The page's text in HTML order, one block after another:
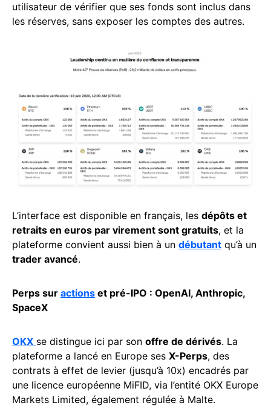
utilisateur de vérifier que ses fonds sont inclus dans
les réserves, sans exposer les comptes des autres.
L’interface est disponible en français, les dépôts et
retraits en euros par virement sont gratuits, et la
plateforme convient aussi bien à un débutant qu’à un
trader avancé.
Perps sur actions et pré-IPO : OpenAI, Anthropic,
SpaceX
OKX se distingue ici par son offre de dérivés. La
plateforme a lancé en Europe ses X-Perps, des
contrats à effet de levier (jusqu’à 10x) encadrés par
une licence européenne MiFID, via l’entité OKX Europe
Markets Limited, également régulée à Malte.